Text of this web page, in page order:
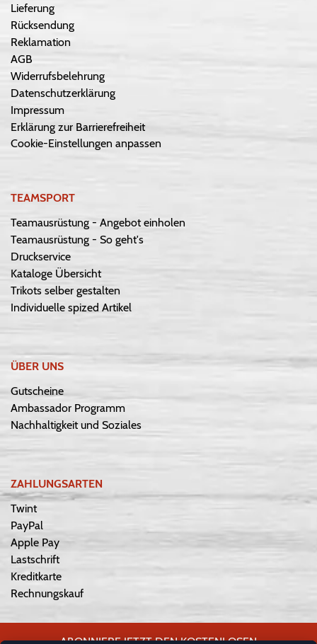
Lieferung
Rücksendung
Reklamation
AGB
Widerrufsbelehrung
Datenschutzerklärung
Impressum
Erklärung zur Barrierefreiheit
Cookie-Einstellungen anpassen
TEAMSPORT
Teamausrüstung - Angebot einholen
Teamausrüstung - So geht's
Druckservice
Kataloge Übersicht
Trikots selber gestalten
Individuelle spized Artikel
ÜBER UNS
Gutscheine
Ambassador Programm
Nachhaltigkeit und Soziales
ZAHLUNGSARTEN
Twint
PayPal
Apple Pay
Lastschrift
Kreditkarte
Rechnungskauf
ABONNIERE JETZT DEN KOSTENLOSEN